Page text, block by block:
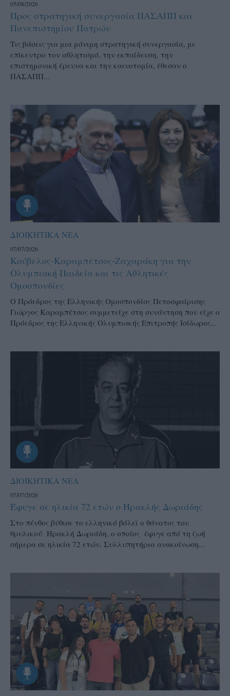
05/08/2026
Προς στρατηγική συνεργασία ΠΑΣΑΠΠ και
Πανεπιστημίου Πατρών
Τις βάσεις για μια μόνιμη στρατηγική συνεργασία, με
επίκεντρο τον αθλητισμό, την εκπαίδευση, την
επιστημονική έρευνα και την καινοτομία, έθεσαν ο
ΠΑΣΑΠΠ...
ΔΙΟΙΚΗΤΙΚΑ ΝΕΑ
07/07/2026
Κούβελος-Καραμπέτσος-Ζαχαράκη για την
Ολυμπιακή Παιδεία και τις Αθλητικές
Ομοσπονδίες
Ο Πρόεδρος της Ελληνικής Ομοσπονδίας Πετοσφαίρισης
Γιώργος Καραμπέτσος συμμετείχε στη συνάντηση που είχε ο
Πρόεδρος της Ελληνικής Ολυμπιακής Επιτροπής Ισίδωρος...
ΔΙΟΙΚΗΤΙΚΑ ΝΕΑ
07/07/2026
Έφυγε σε ηλικία 72 ετών ο Ηρακλής Δωριάδης
Στο πένθος βύθισε το ελληνικό βόλεϊ ο θάνατος του
θρυλικού Ηρακλή Δωριάδη, ο οποίος έφυγε από τη ζωή
σήμερα σε ηλικία 72 ετών. Συλλυπητήρια ανακοίνωση...